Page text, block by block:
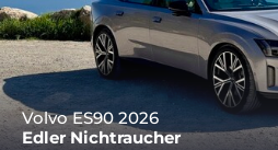
Volvo ES90 2026
Edler Nichtraucher